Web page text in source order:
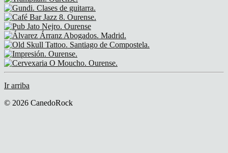
Ir arriba
© 2026 CanedoRock